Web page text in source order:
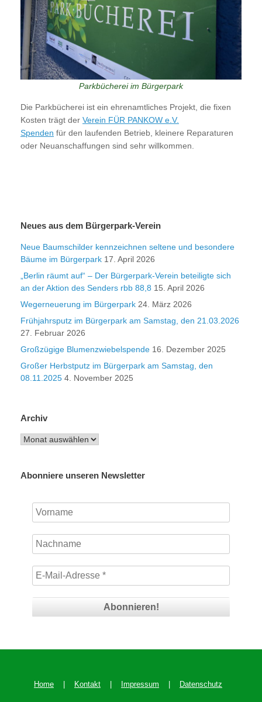
Parkbücherei im Bürgerpark
Die Parkbücherei ist ein ehrenamtliches Projekt, die fixen
Kosten trägt der Verein FÜR PANKOW e.V.
Spenden für den laufenden Betrieb, kleinere Reparaturen
oder Neuanschaffungen sind sehr willkommen.
Neues aus dem Bürgerpark-Verein
Neue Baumschilder kennzeichnen seltene und besondere
Bäume im Bürgerpark 17. April 2026
„Berlin räumt auf“ – Der Bürgerpark-Verein beteiligte sich
an der Aktion des Senders rbb 88,8 15. April 2026
Wegerneuerung im Bürgerpark 24. März 2026
Frühjahrsputz im Bürgerpark am Samstag, den 21.03.2026
27. Februar 2026
Großzügige Blumenzwiebelspende 16. Dezember 2025
Großer Herbstputz im Bürgerpark am Samstag, den
08.11.2025 4. November 2025
Archiv
Archiv
Abonniere unseren Newsletter
Home Kontakt Impressum Datenschutz